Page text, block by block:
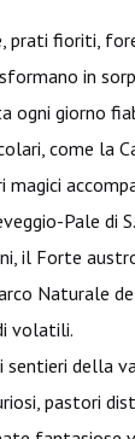
prati fioriti,
in
ogni giorno
come la
magici
Pale di
il Forte
Naturale
volatili.
sentieri della
pastori